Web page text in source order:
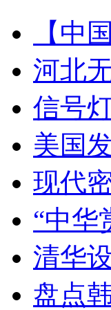
【中
河北
信号
美国
现代
“中华
清华
盘点